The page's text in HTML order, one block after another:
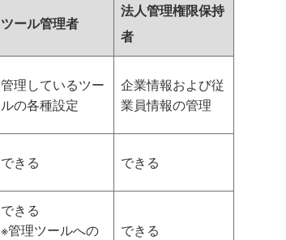
ツール管理者
法人管理権限保持
者
管理しているツー
ルの各種設定
企業情報および従
業員情報の管理
できる できる
できる
※管理ツールへの
できる